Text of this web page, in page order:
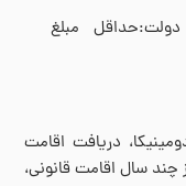
مبلغ
دریافت اقامت
سال اقامت قانونی،